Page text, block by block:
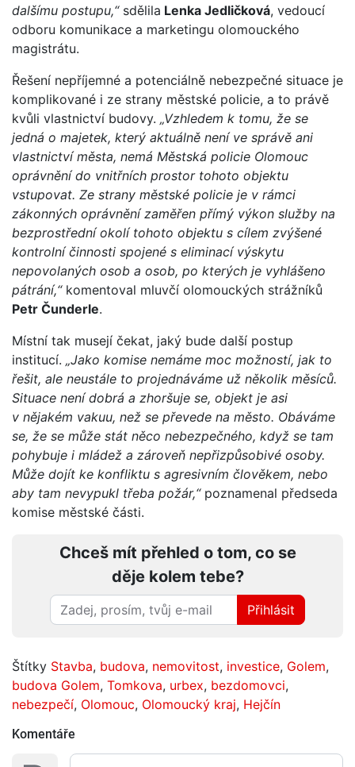
dalšímu postupu,“sdělila Lenka Jedličková, vedoucí
odboru komunikace a marketingu olomouckého
magistrátu.
Řešení nepříjemné a potenciálně nebezpečné situace je
komplikované i ze strany městské policie, a to právě
kvůli vlastnictví budovy. „Vzhledem k tomu, že se
jedná o majetek, který aktuálně není ve správě ani
vlastnictví města, nemá Městská policie Olomouc
oprávnění do vnitřních prostor tohoto objektu
vstupovat. Ze strany městské policie je v rámci
zákonných oprávnění zaměřen přímý výkon služby na
bezprostřední okolí tohoto objektu s cílem zvýšené
kontrolní činnosti spojené s eliminací výskytu
nepovolaných osob a osob, po kterých je vyhlášeno
pátrání,“komentoval mluvčí olomouckých strážníků
Petr Čunderle.
Místní tak musejí čekat, jaký bude další postup
institucí. „Jako komise nemáme moc možností, jak to
řešit, ale neustále to projednáváme už několik měsíců.
Situace není dobrá a zhoršuje se, objekt je asi
v nějakém vakuu, než se převede na město. Obáváme
se, že se může stát něco nebezpečného, když se tam
pohybuje i mládež a zároveň nepřizpůsobivé osoby.
Může dojít ke konfliktu s agresivním člověkem, nebo
aby tam nevypukl třeba požár,“poznamenal předseda
komise městské části.
Chceš mít přehled o tom, co se
děje kolem tebe?
Přihlásit
Štítky Stavba, budova, nemovitost, investice, Golem,
budova Golem, Tomkova, urbex, bezdomovci,
nebezpečí, Olomouc, Olomoucký kraj, Hejčín
Komentáře